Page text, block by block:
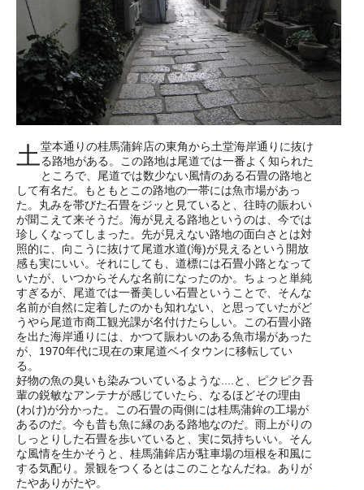
土 堂本通りの桂馬蒲鉾店の東角から土堂海岸通りに抜け
る路地がある。この路地は尾道では一番よく知られた
ところで、尾道では数少ない風情のある石畳の路地と
して有名だ。もともとこの路地の一帯には魚市場があっ
た。丸みを帯びた石畳をジッと見ていると、往時の賑わい
が聞こえて来そうだ。海が見える路地というのは、今では
珍しくなってしまった。先が見えない路地の面白さとは対
照的に、向こうに抜けて尾道水道(海)が見えるという開放
感も実にいい。それにしても、道標には石畳小路となって
いたが、いつからそんな名前になったのか。ちょっと単純
すぎるが、尾道では一番美しい石畳ということで、そんな
名前が自然に定着したのかも知れない、と思っていたがど
うやら尾道市商工観光課が名付けたらしい。この石畳小路
を出た海岸通りには、かつて賑わいのある魚市場があった
が、1970年代に現在の東尾道ベイタウンに移転してい
る。
好物の魚の臭いも染みついているような....と、ピクピク吾
輩の鋭敏なアンテナが感じていたら、なるほどその理由
(わけ)が分かった。この石畳の両側には桂馬蒲鉾の工場が
あるのだ。今も昔も魚に縁のある路地なのだ。雨上がりの
しっとりした石畳を歩いていると、実に気持ちいい。そん
な風情を生かそうと、桂馬蒲鉾店が駐車場の垣根を和風に
する気配り。景観をつくるとはこのことなんだね。ありが
たやありがたや。